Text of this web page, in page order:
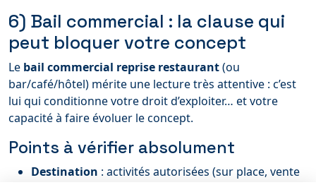
6) Bail commercial : la clause qui
peut bloquer votre concept
Le bail commercial reprise restaurant(ou
bar/café/hôtel) mérite une lecture très attentive : c’est
lui qui conditionne votre droit d’exploiter… et votre
capacité à faire évoluer le concept.
Points à vérifier absolument
Destination : activités autorisées (sur place, vente